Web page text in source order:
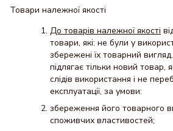
Товари належної якості
До товарів належної якості
товари, які: не були у
збережені їх товарний
підлягає тільки новий товар,
слідів використання і не
експлуатації, за умови:
збереження його товарного
споживчих властивостей;